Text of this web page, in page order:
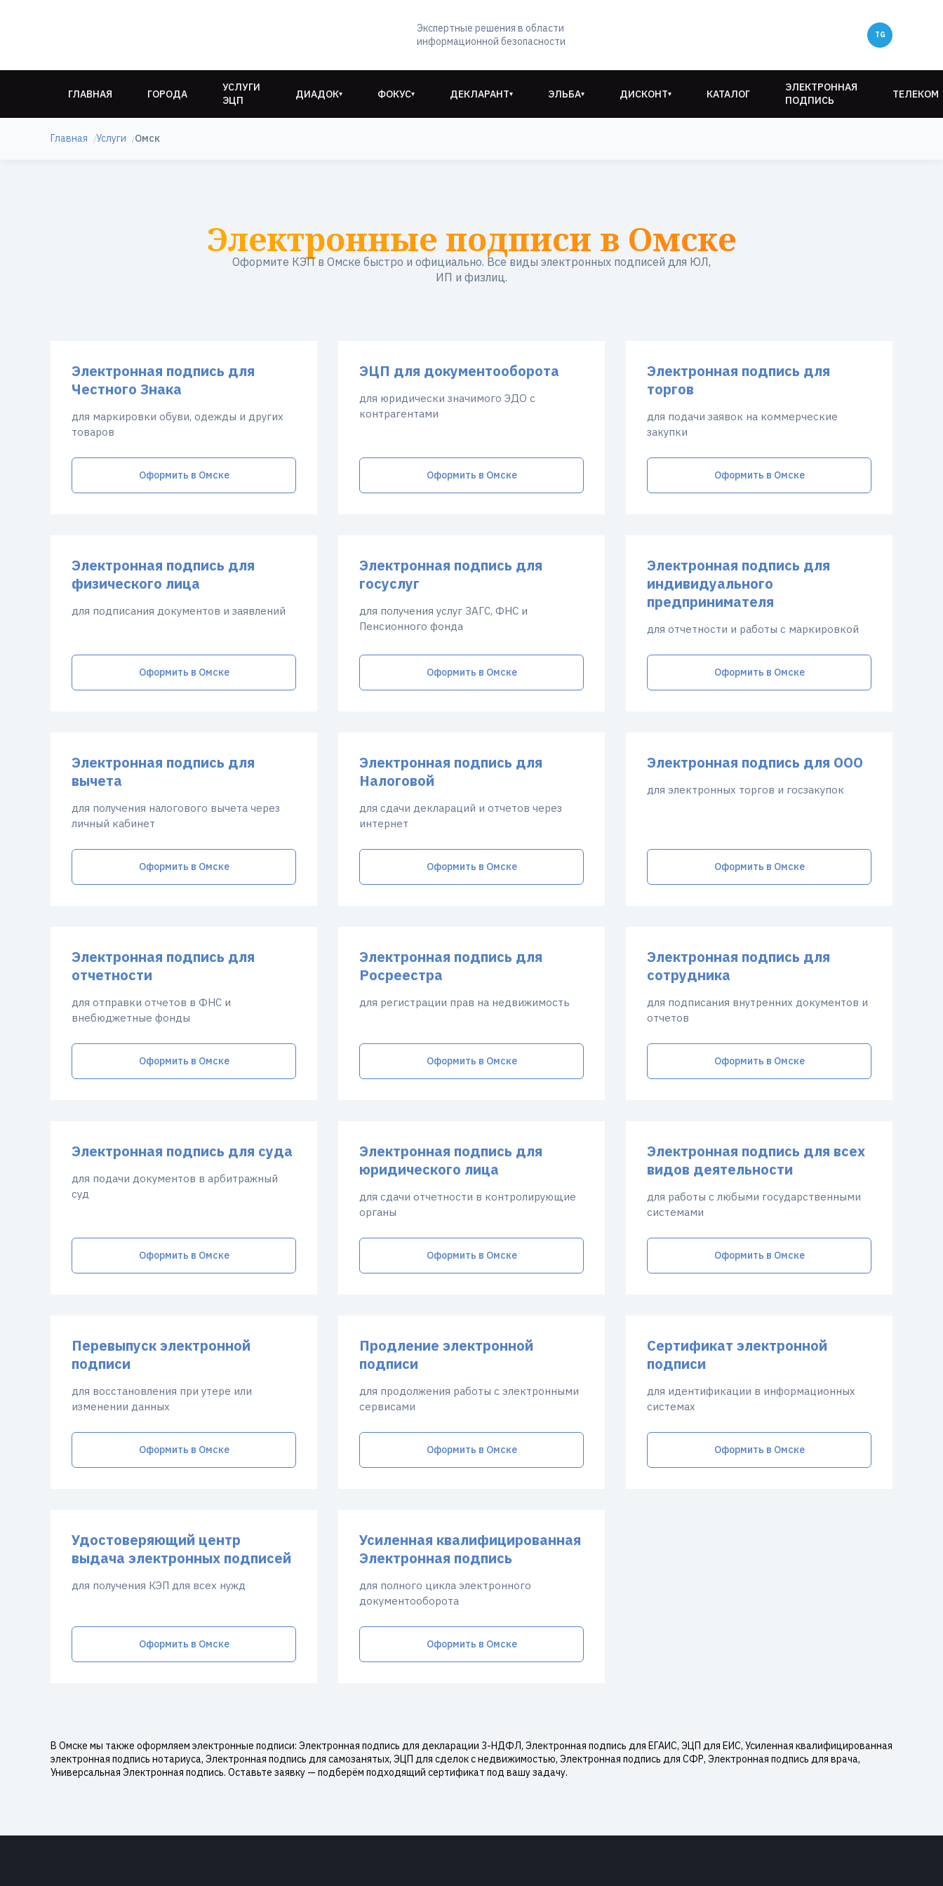
Экспертные решения в области
информационной безопасности
ГЛАВНАЯ ГОРОДА
УСЛУГИ
ЭЦП
ДИАДОК▾ ФОКУС▾ ДЕКЛАРАНТ▾ ЭЛЬБА▾ ДИСКОНТ▾ КАТАЛОГ
ЭЛЕКТРОННАЯ
ПОДПИСЬ
ТЕЛЕКОМ
Главная Услуги Омск
Электронные подписи в Омске
Оформите КЭП в Омске быстро и официально. Все виды электронных подписей для ЮЛ,
ИП и физлиц.
Электронная подпись для
Честного Знака
для маркировки обуви, одежды и других
товаров
Оформить в Омске
ЭЦП для документооборота
для юридически значимого ЭДО с
контрагентами
Оформить в Омске
Электронная подпись для
торгов
для подачи заявок на коммерческие
закупки
Оформить в Омске
Электронная подпись для
физического лица
для подписания документов и заявлений
Оформить в Омске
Электронная подпись для
госуслуг
для получения услуг ЗАГС, ФНС и
Пенсионного фонда
Оформить в Омске
Электронная подпись для
индивидуального
предпринимателя
для отчетности и работы с маркировкой
Оформить в Омске
Электронная подпись для
вычета
для получения налогового вычета через
личный кабинет
Оформить в Омске
Электронная подпись для
Налоговой
для сдачи деклараций и отчетов через
интернет
Оформить в Омске
Электронная подпись для ООО
для электронных торгов и госзакупок
Оформить в Омске
Электронная подпись для
отчетности
для отправки отчетов в ФНС и
внебюджетные фонды
Оформить в Омске
Электронная подпись для
Росреестра
для регистрации прав на недвижимость
Оформить в Омске
Электронная подпись для
сотрудника
для подписания внутренних документов и
отчетов
Оформить в Омске
Электронная подпись для суда
для подачи документов в арбитражный
суд
Оформить в Омске
Электронная подпись для
юридического лица
для сдачи отчетности в контролирующие
органы
Оформить в Омске
Электронная подпись для всех
видов деятельности
для работы с любыми государственными
системами
Оформить в Омске
Перевыпуск электронной
подписи
для восстановления при утере или
изменении данных
Оформить в Омске
Продление электронной
подписи
для продолжения работы с электронными
сервисами
Оформить в Омске
Сертификат электронной
подписи
для идентификации в информационных
системах
Оформить в Омске
Удостоверяющий центр
выдача электронных подписей
для получения КЭП для всех нужд
Оформить в Омске
Усиленная квалифицированная
Электронная подпись
для полного цикла электронного
документооборота
Оформить в Омске
В Омске мы также оформляем электронные подписи: Электронная подпись для декларации 3-НДФЛ, Электронная подпись для ЕГАИС, ЭЦП для ЕИС, Усиленная квалифицированная
электронная подпись нотариуса, Электронная подпись для самозанятых, ЭЦП для сделок с недвижимостью, Электронная подпись для СФР, Электронная подпись для врача,
Универсальная Электронная подпись. Оставьте заявку — подберём подходящий сертификат под вашу задачу.